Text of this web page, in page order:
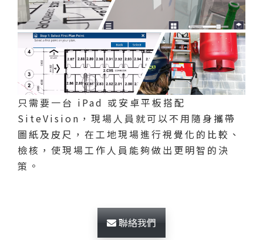
只需要一台 iPad 或安卓平板搭配
SiteVision，現場人員就可以不用隨身攜帶
圖紙及皮尺，在工地現場進行視覺化的比較、
檢核，使現場工作人員能夠做出更明智的決
策。
聯絡我們